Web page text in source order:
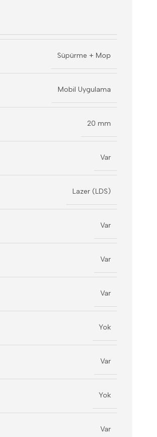
Süpürme + Mop
Mobil Uygulama
20 mm
Var
Lazer (LDS)
Var
Var
Var
Yok
Var
Yok
Var